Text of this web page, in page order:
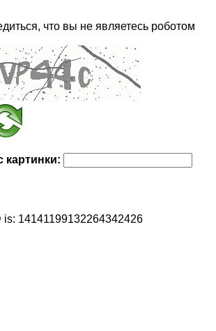
что вы не являетесь роботом
картинки:
is: 14141199132264342426